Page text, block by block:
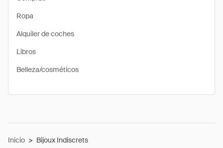
Ropa
Alquiler de coches
Libros
Belleza/cosméticos
Inicio > Bijoux Indiscrets